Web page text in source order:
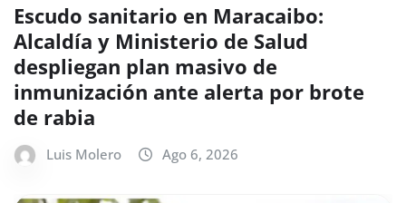
Escudo sanitario en Maracaibo:
Alcaldía y Ministerio de Salud
despliegan plan masivo de
inmunización ante alerta por brote
de rabia
Luis Molero Ago 6, 2026